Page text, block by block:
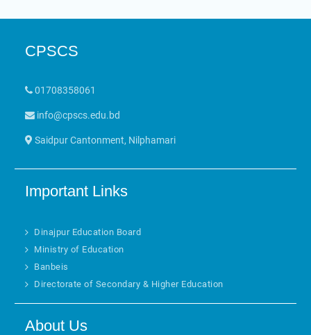
CPSCS
01708358061
info@cpscs.edu.bd
Saidpur Cantonment, Nilphamari
Important Links
Dinajpur Education Board
Ministry of Education
Banbeis
Directorate of Secondary & Higher Education
About Us